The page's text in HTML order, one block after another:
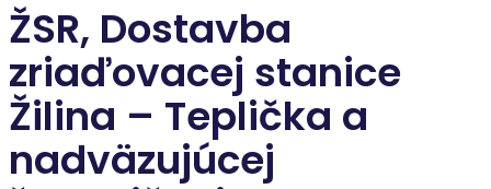
ŽSR, Dostavba
zriaďovacej stanice
Žilina – Teplička a
nadväzujúcej